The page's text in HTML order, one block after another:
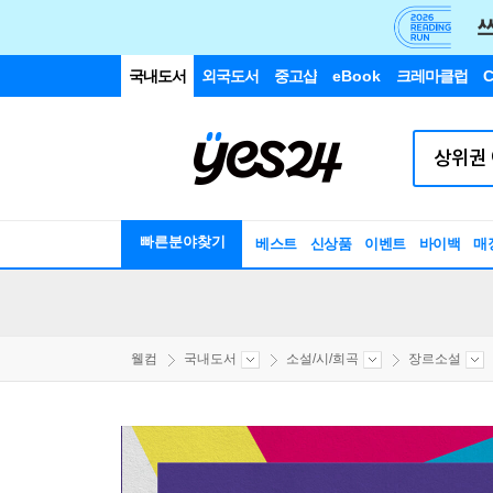
국내도서 외국도서 중고샵 eBook 크레마클럽
빠른분야찾기 베스트 신상품 이벤트 바이백 매
웰컴 국내도서 소설/시/희곡 장르소설